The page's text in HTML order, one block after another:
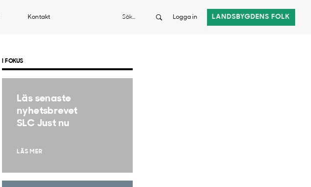
Kontakt Sök Logga in LANDSBYGDENS FOLK
I FOKUS
Läs senaste
nyhetsbrevet
SLC Just nu
LÄS MER